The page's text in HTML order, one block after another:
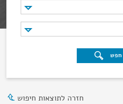
חפש
חזרה לתוצאות חיפוש